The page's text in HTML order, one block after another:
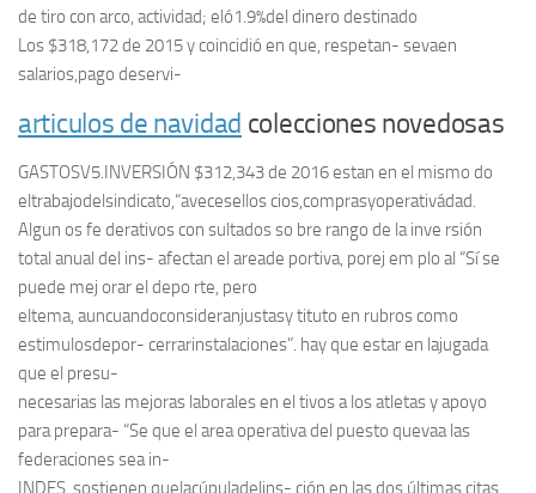
de tiro con arco, actividad; eló1.9%del dinero destinado
Los $318,172 de 2015 y coincidió en que, respetan- sevaen
salarios,pago deservi-
articulos de navidad colecciones novedosas
GASTOSV5.INVERSIÓN $312,343 de 2016 estan en el mismo do
eltrabajodelsindicato,“avecesellos cios,comprasyoperativádad.
Algun os fe derativos con sultados so bre rango de la inve rsión
total anual del ins- afectan el areade portiva, porej em plo al “Sí se
puede mej orar el depo rte, pero
eltema, auncuandoconsideranjustasy tituto en rubros como
estimulosdepor- cerrarinstalaciones”. hay que estar en lajugada
que el presu-
necesarias las mejoras laborales en el tivos a los atletas y apoyo
para prepara- “Se que el area operativa del puesto quevaa las
federaciones sea in-
INDES, sostienen quelacúpuladelins- ción en las dos últimas citas